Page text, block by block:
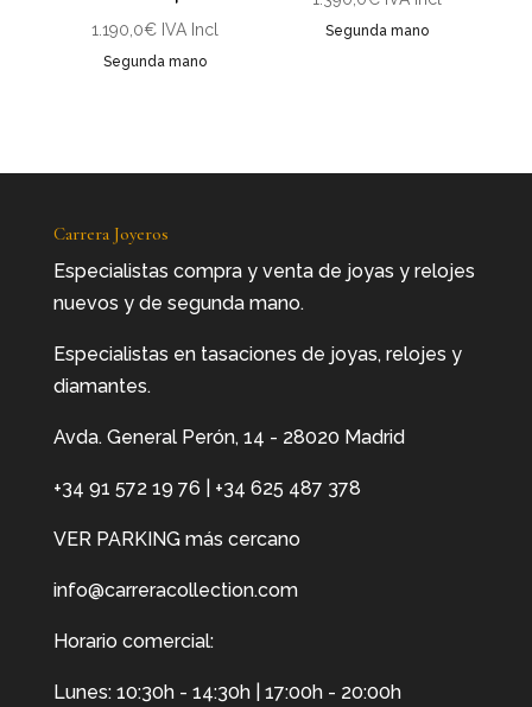
1.190,0€ IVA Incl
Segunda mano
Segunda mano
Carrera Joyeros
Especialistas compra y venta de joyas y relojes
nuevos y de segunda mano.
Especialistas en tasaciones de joyas, relojes y
diamantes.
Avda. General Perón, 14 - 28020 Madrid
+34 91 572 19 76 +34 625 487 378
VER PARKING más cercano
info@carreracollection.com
Horario comercial:
Lunes: 10:30h - 14:30h | 17:00h - 20:00h